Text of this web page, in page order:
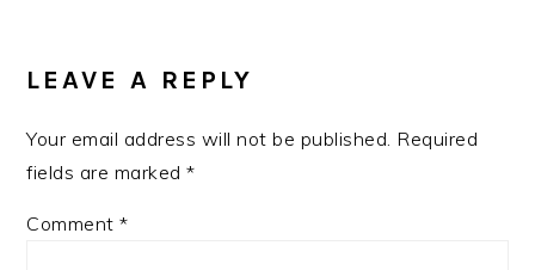
INTERACTIONS
LEAVE A REPLY
Your email address will not be published. Required
fields are marked*
Comment*